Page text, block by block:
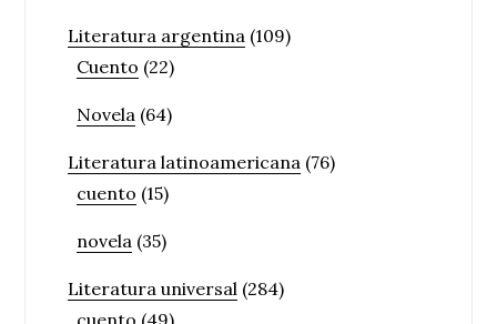
Literatura argentina (109)
Cuento (22)
Novela (64)
Literatura latinoamericana (76)
cuento (15)
novela (35)
Literatura universal (284)
cuento (49)